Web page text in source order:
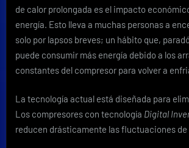
de calor prolongada es el impacto
energía. Esto lleva a muchas personas a
solo por lapsos breves; un hábito que,
puede consumir más energía debido a los
constantes del compresor para volver a
La tecnología actual está diseñada para
Los compresores con tecnología Digital
reducen drásticamente las fluctuaciones de